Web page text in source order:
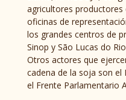
agricultores
oficinas de
los grandes centros de
Sinop y São Lucas do
Otros actores que
cadena de la soja son el
el Frente Parlamentario